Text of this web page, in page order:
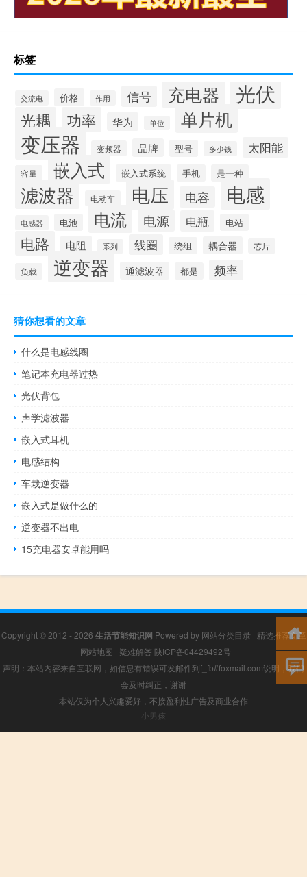
标签
交流电 价格 作用 信号 充电器 光伏
光耦 功率 华为 单位 单片机
变压器 变频器 品牌 型号 多少钱 太阳能
容量 嵌入式 嵌入式系统 手机 是一种
滤波器 电动车 电压 电容 电感
电感器 电池 电流 电源 电瓶 电站
电路 电阻 系列 线圈 绕组 耦合器 芯片
负载 逆变器 通滤波器 都是 频率
猜你想看的文章
什么是电感线圈
笔记本充电器过热
光伏背包
声学滤波器
嵌入式耳机
电感结构
车栽逆变器
嵌入式是做什么的
逆变器不出电
15充电器安卓能用吗
Copyright © 2012 - 2026 生活节能知识网 Powered by 网站分类目录 | 精选推荐文章
| 网站地图 | 疑难解答 陕ICP备04429492号
声明：本站内容来自互联网，如信息有错误可发邮件到f_fb#foxmail.com说明，我们
会及时纠正，谢谢
本站仅为个人兴趣爱好，不接盈利性广告及商业合作
小男孩